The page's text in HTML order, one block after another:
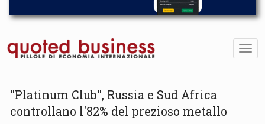
"Platinum Club", Russia e Sud Africa
controllano l'82% del prezioso metallo